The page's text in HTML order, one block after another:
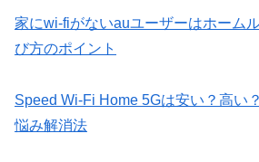
家にwi-fiがないauユーザーはホーム
び方のポイント
Speed Wi-Fi Home 5Gは安い？高い
悩み解消法